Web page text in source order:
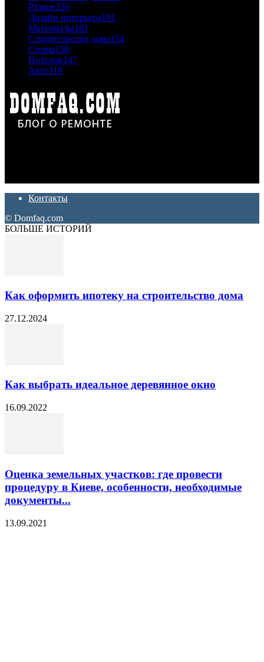
Разное226
Дизайн интерьера191
Материалы181
Строительство дома154
Стены150
Потолок147
Авто118
Контакты
© Domfaq.com
БОЛЬШЕ ИСТОРИЙ
Как оформить ипотеку на строительство дома
27.12.2024
Как выбрать идеальное деревянное окно
16.09.2022
Оценка земельных участков: где провести
процедуру в Киеве, особенности, необходимые
документы...
13.09.2021